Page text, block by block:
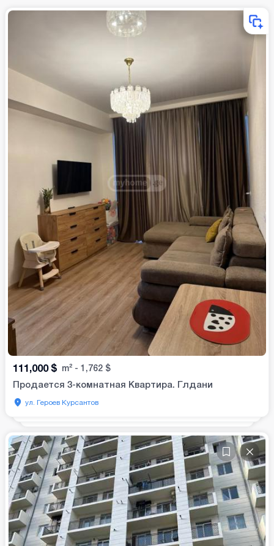
111,000 $ m² - 1,762 $
Продается 3-комнатная Квартира. Глдани
ул. Героев Курсантов